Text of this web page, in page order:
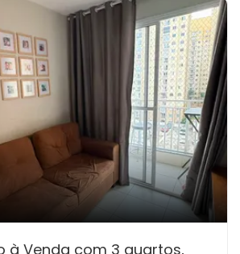
à Venda com 3 quartos,